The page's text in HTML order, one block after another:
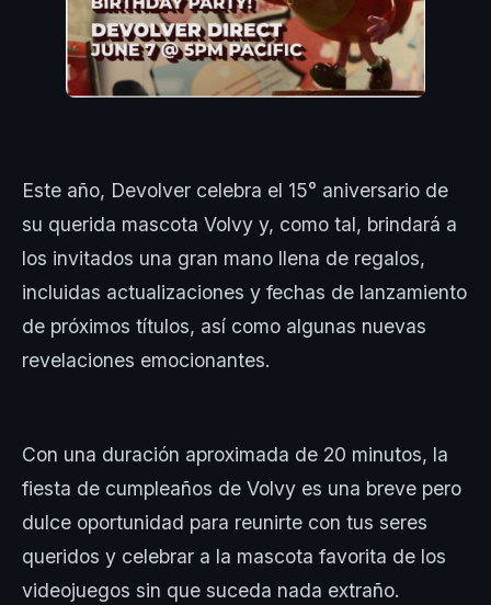
Este año, Devolver celebra el 15° aniversario de
su querida mascota Volvy y, como tal, brindará a
los invitados una gran mano llena de regalos,
incluidas actualizaciones y fechas de lanzamiento
de próximos títulos, así como algunas nuevas
revelaciones emocionantes.
Con una duración aproximada de 20 minutos, la
fiesta de cumpleaños de Volvy es una breve pero
dulce oportunidad para reunirte con tus seres
queridos y celebrar a la mascota favorita de los
videojuegos sin que suceda nada extraño.